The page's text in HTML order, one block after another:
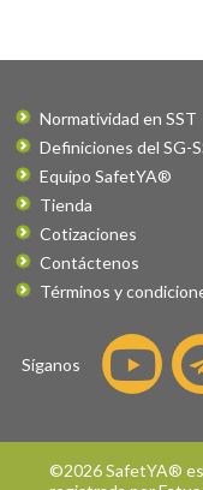
Normatividad en SST
Definiciones del SG-
Equipo SafetYA®
Tienda
Cotizaciones
Contáctenos
Términos y
Síganos
©2026 SafetYA® es